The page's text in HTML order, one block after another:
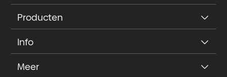
Producten
Info
Meer